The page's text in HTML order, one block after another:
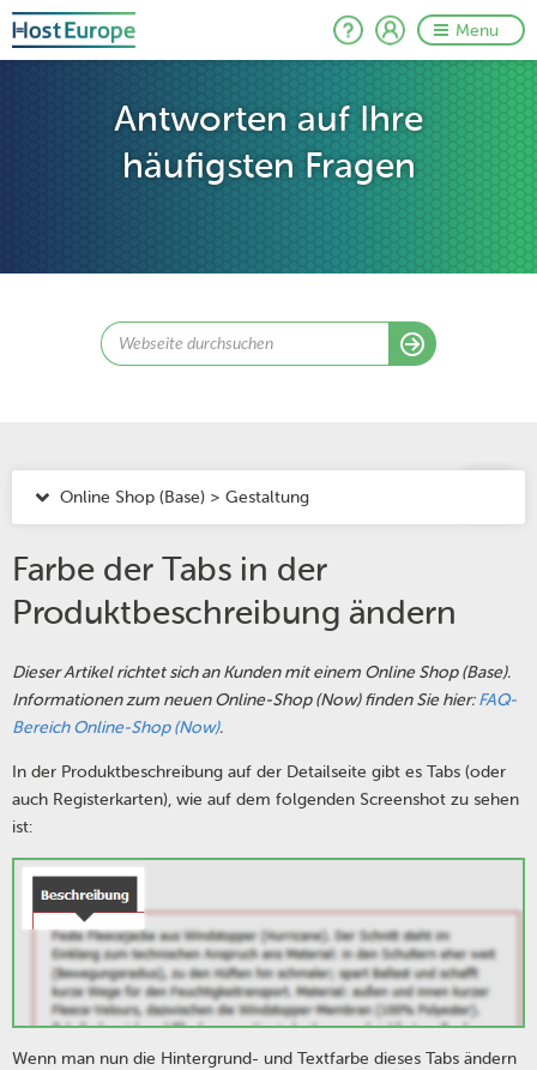
Menu
Antworten auf Ihre
häufigsten Fragen
Online Shop (Base) > Gestaltung
Farbe der Tabs in der
Produktbeschreibung ändern
Dieser Artikel richtet sich an Kunden mit einem Online Shop (Base).
Informationen zum neuen Online-Shop (Now) finden Sie hier:FAQ-
Bereich Online-Shop (Now).
In der Produktbeschreibung auf der Detailseite gibt es Tabs (oder
auch Registerkarten), wie auf dem folgenden Screenshot zu sehen
ist:
Wenn man nun die Hintergrund- und Textfarbe dieses Tabs ändern